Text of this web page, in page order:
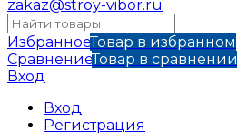
zakaz@stroy-vibor.ru
ИзбранноеТовар в избранном
СравнениеТовар в сравнении
Вход
Вход
Регистрация